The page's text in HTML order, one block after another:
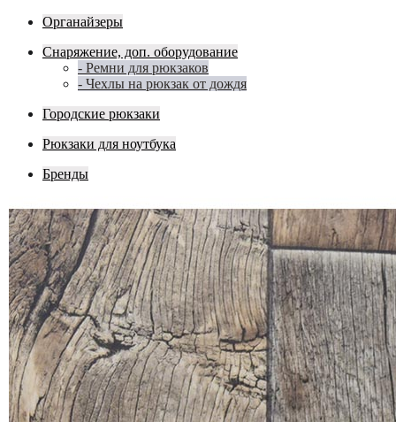
Органайзеры
Снаряжение, доп. оборудование
- Ремни для рюкзаков
- Чехлы на рюкзак от дождя
Городские рюкзаки
Рюкзаки для ноутбука
Бренды